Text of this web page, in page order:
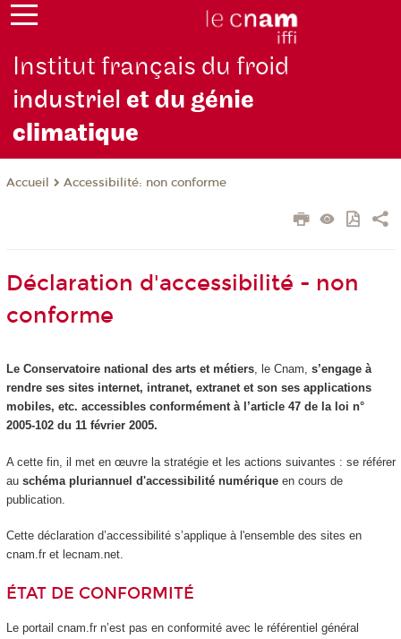
Institut français du froid
industrielet du génie
climatique
Accueil Accessibilité: non conforme
Déclaration d'accessibilité - non
conforme
Le Conservatoire national des arts et métiers, le Cnam, s’engage à
rendre ses sites internet, intranet, extranet et son ses applications
mobiles, etc. accessibles conformément à l’article 47 de la loi n°
2005-102 du 11 février 2005.
A cette fin, il met en œuvre la stratégie et les actions suivantes : se référer
au schéma pluriannuel d'accessibilité numériqueen cours de
publication.
Cette déclaration d’accessibilité s’applique à l'ensemble des sites en
cnam.fr et lecnam.net.
ÉTAT DE CONFORMITÉ
Le portail cnam.fr n’est pas en conformité avec le référentiel général